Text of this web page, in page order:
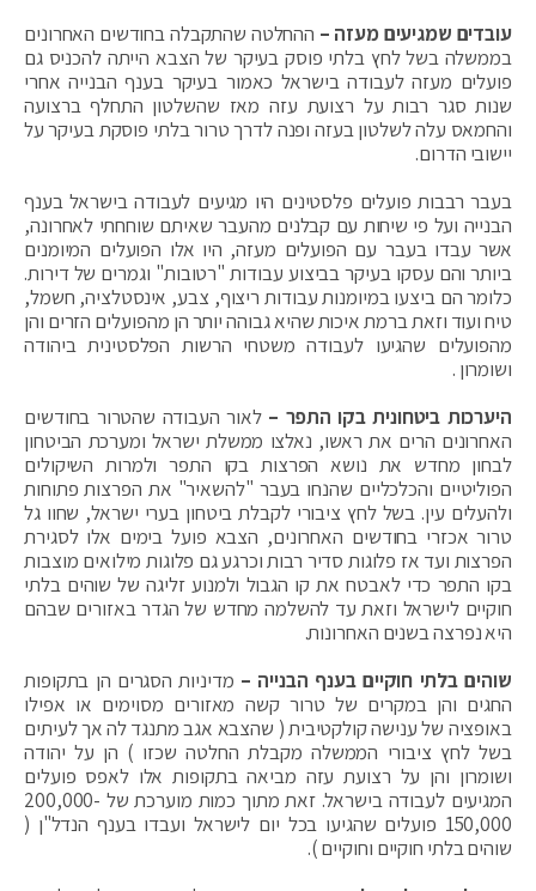
עובדים שמגיעים מעזה – ההחלטה שהתקבלה בחודשים האחרונים
בממשלה בשל לחץ בלתי פוסק בעיקר של הצבא הייתה להכניס גם
פועלים מעזה לעבודה בישראל כאמור בעיקר בענף הבנייה אחרי
שנות סגר רבות על רצועת עזה מאז שהשלטון התחלף ברצועה
והחמאס עלה לשלטון בעזה ופנה לדרך טרור בלתי פוסקת בעיקר על
יישובי הדרום.
בעבר רבבות פועלים פלסטינים היו מגיעים לעבודה בישראל בענף
הבנייה ועל פי שיחות עם קבלנים מהעבר שאיתם שוחחתי לאחרונה,
אשר עבדו בעבר עם הפועלים מעזה, היו אלו הפועלים המיומנים
ביותר והם עסקו בעיקר בביצוע עבודות "רטובות" וגמרים של דירות.
כלומר הם ביצעו במיומנות עבודות ריצוף, צבע, אינסטלציה, חשמל,
טיח ועוד וזאת ברמת איכות שהיא גבוהה יותר הן מהפועלים הזרים והן
מהפועלים שהגיעו לעבודה משטחי הרשות הפלסטינית ביהודה
ושומרון .
היערכות ביטחונית בקו התפר – לאור העבודה שהטרור בחודשים
האחרונים הרים את ראשו, נאלצו ממשלת ישראל ומערכת הביטחון
לבחון מחדש את נושא הפרצות בקו התפר ולמרות השיקולים
הפוליטיים והכלכליים שהנחו בעבר "להשאיר" את הפרצות פתוחות
ולהעלים עין. בשל לחץ ציבורי לקבלת ביטחון בערי ישראל, שחוו גל
טרור אכזרי בחודשים האחרונים, הצבא פועל בימים אלו לסגירת
הפרצות ועד אז פלוגות סדיר רבות וכרגע גם פלוגות מילואים מוצבות
בקו התפר כדי לאבטח את קו הגבול ולמנוע זליגה של שוהים בלתי
חוקיים לישראל וזאת עד להשלמה מחדש של הגדר באזורים שבהם
היא נפרצה בשנים האחרונות.
שוהים בלתי חוקיים בענף הבנייה – מדיניות הסגרים הן בתקופות
החגים והן במקרים של טרור קשה מאזורים מסוימים או אפילו
באופציה של ענישה קולקטיבית ( שהצבא אגב מתנגד לה אך לעיתים
בשל לחץ ציבורי הממשלה מקבלת החלטה שכזו ) הן על יהודה
ושומרון והן על רצועת עזה מביאה בתקופות אלו לאפס פועלים
המגיעים לעבודה בישראל. זאת מתוך כמות מוערכת של 200,000-
150,000 פועלים שהגיעו בכל יום לישראל ועבדו בענף הנדל"ן (
שוהים בלתי חוקיים וחוקיים ).